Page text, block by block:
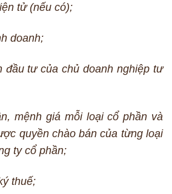
tử (nếu có);
doanh;
đầu tư của chủ doanh nghiệp tư
mệnh giá mỗi loại cổ phần và
quyền chào bán của từng loại
ty cổ phần;
thuế;